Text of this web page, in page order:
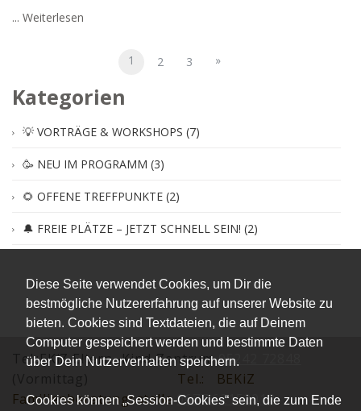
Diese Seite verwendet Cookies, um Dir die
bestmögliche Nutzererfahrung auf unserer Website zu
bieten. Cookies sind Textdateien, die auf Deinem
Computer gespeichert werden und bestimmte Daten
über Dein Nutzerverhalten speichern.
Cookies können „Session-Cookies“ sein, die zum Ende
... Weiterlesen
1 2 3 »
Kategorien
💡 VORTRÄGE & WORKSHOPS (7)
🥳 NEU IM PROGRAMM (3)
🌻 OFFENE TREFFPUNKTE (2)
🔔 FREIE PLÄTZE – JETZT SCHNELL SEIN! (2)
Tel.:EKiZ Eltern -Kind-Zentrum 05242 72848
Tel.:
BEKiZ
Familienberatungsstelle0677 62152012